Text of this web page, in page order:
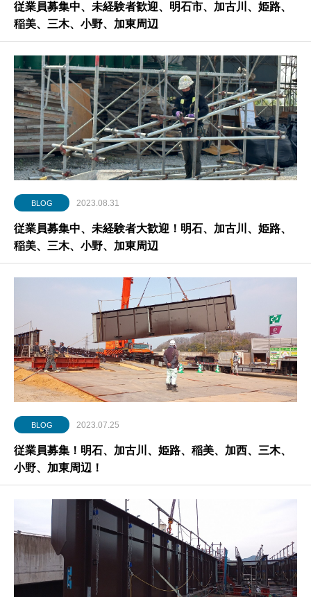
従業員募集中、未経験者歓迎、明石市、加古川、姫路、
稲美、三木、小野、加東周辺
BLOG 2023.08.31
従業員募集中、未経験者大歓迎！明石、加古川、姫路、
稲美、三木、小野、加東周辺
BLOG 2023.07.25
従業員募集！明石、加古川、姫路、稲美、加西、三木、
小野、加東周辺！